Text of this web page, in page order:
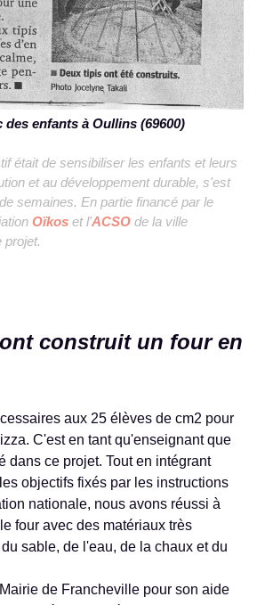
enfants à Oullins (69600)
était de sensibiliser les enfants et leurs
et au développement durable, s'est
semaines. En partie financé par le
Oïkos et l'ACSO de la ville
projet.
construit un four en
aux 25 élèves de cm2 pour
C'est en tant qu'enseignant que
dans ce projet. Tout en intégrant
objectifs fixés par les instructions
nationale, nous avons réussi à
four avec des matériaux très
sable, de l'eau, de la chaux et du
de Francheville pour son aide